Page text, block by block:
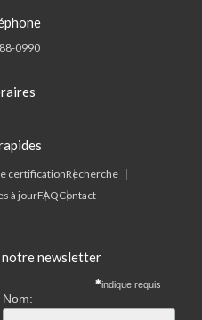
0990
certificationRecherche
à jourFAQContact
notre newsletter
indique requis
Nom: